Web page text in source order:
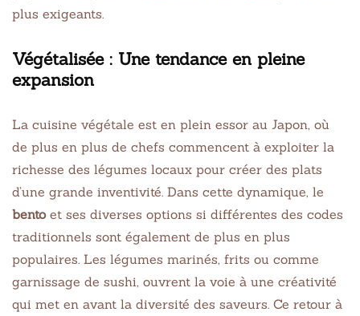
plus exigeants.
Végétalisée : Une tendance en pleine
expansion
La cuisine végétale est en plein essor au Japon, où
de plus en plus de chefs commencent à exploiter la
richesse des légumes locaux pour créer des plats
d’une grande inventivité. Dans cette dynamique, le
bentoet ses diverses options si différentes des codes
traditionnels sont également de plus en plus
populaires. Les légumes marinés, frits ou comme
garnissage de sushi, ouvrent la voie à une créativité
qui met en avant la diversité des saveurs. Ce retour à